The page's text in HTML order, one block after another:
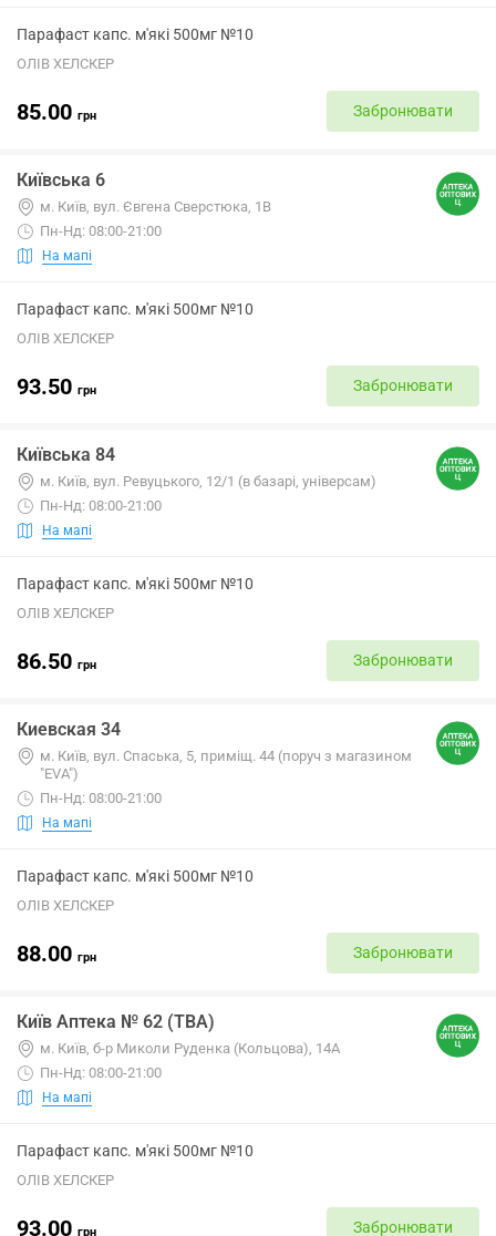
Парафаст капс. м'які 500мг №10
ОЛІВ ХЕЛСКЕР
85.00 грн Забронювати
Київська 6
м. Київ, вул. Євгена Сверстюка, 1В
Пн-Нд: 08:00-21:00
На мапі
Парафаст капс. м'які 500мг №10
ОЛІВ ХЕЛСКЕР
93.50 грн Забронювати
Київська 84
м. Київ, вул. Ревуцького, 12/1 (в базарі, універсам)
Пн-Нд: 08:00-21:00
На мапі
Парафаст капс. м'які 500мг №10
ОЛІВ ХЕЛСКЕР
86.50 грн Забронювати
Киевская 34
м. Київ, вул. Спаська, 5, приміщ. 44 (поруч з магазином
"EVA")
Пн-Нд: 08:00-21:00
На мапі
Парафаст капс. м'які 500мг №10
ОЛІВ ХЕЛСКЕР
88.00 грн Забронювати
Київ Аптека № 62 (ТВА)
м. Київ, б-р Миколи Руденка (Кольцова), 14А
Пн-Нд: 08:00-21:00
На мапі
Парафаст капс. м'які 500мг №10
ОЛІВ ХЕЛСКЕР
93.00 грн Забронювати